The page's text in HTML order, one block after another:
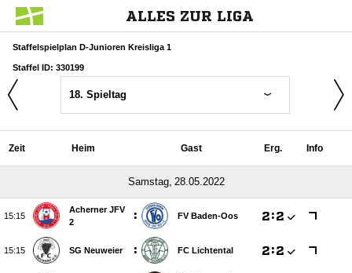
ALLES ZUR LIGA
Staffelspielplan D-Junioren Kreisliga 1
Staffel ID: 330199
18. Spieltag
Zeit Heim Gast Erg. Info
 

Acherner JFV
2
: FV Baden-Oos :
 SG Neuweier : FC Lichtental :